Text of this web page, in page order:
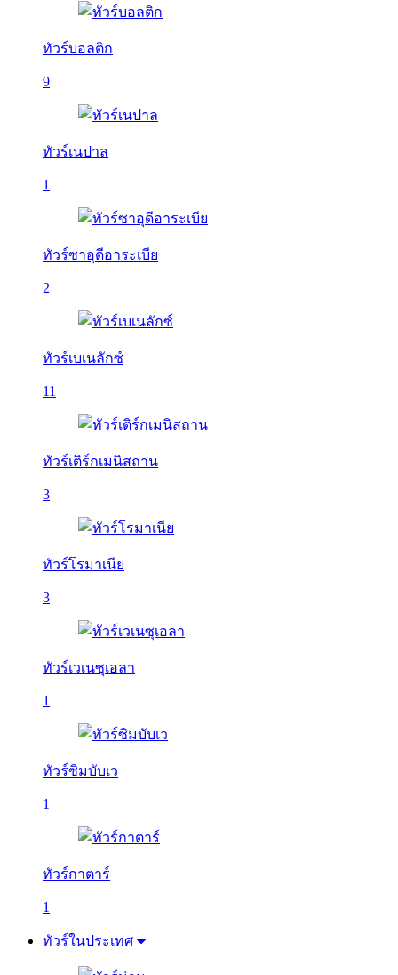
ทัวร์บอลติก
9
ทัวร์เนปาล
1
ทัวร์ซาอุดีอาระเบีย
2
ทัวร์เบเนลักซ์
11
ทัวร์เติร์กเมนิสถาน
3
ทัวร์โรมาเนีย
3
ทัวร์เวเนซุเอลา
1
ทัวร์ซิมบับเว
1
ทัวร์กาตาร์
1
ทัวร์ในประเทศ